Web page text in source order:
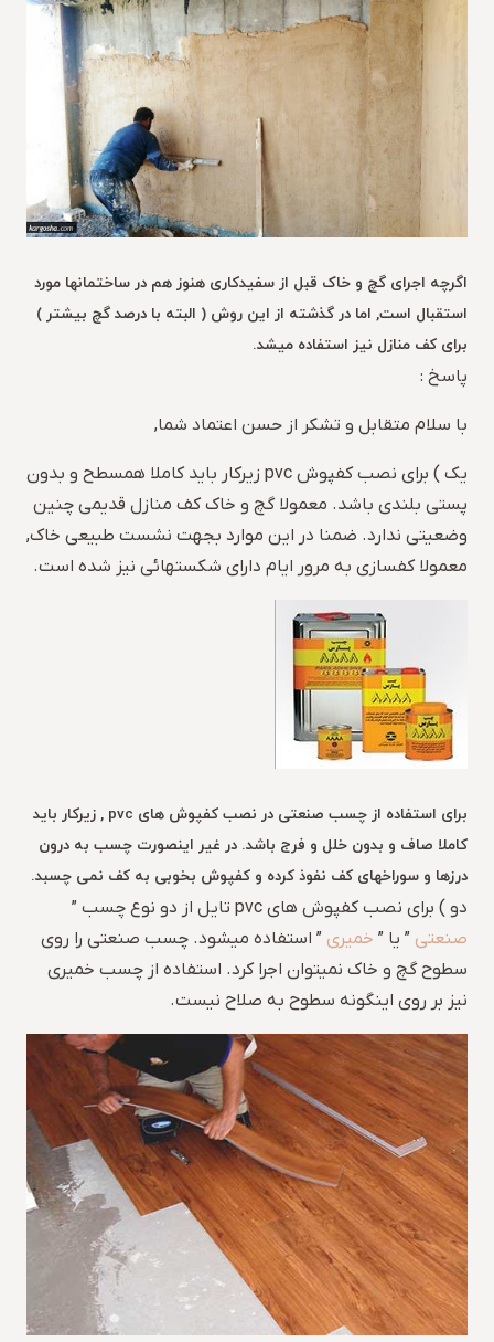
اگرچه اجرای گچ و خاک قبل از سفیدکاری هنوز هم در ساختمانها مورد
استقبال است, اما در گذشته از این روش ( البته با درصد گچ بیشتر )
برای کف منازل نیز استفاده میشد.
پاسخ :
با سلام متقابل و تشکر از حسن اعتماد شما,
یک ) برای نصب کفپوش pvc زیرکار باید کاملا همسطح و بدون
پستی بلندی باشد. معمولا گچ و خاک کف منازل قدیمی چنین
وضعیتی ندارد. ضمنا در این موارد بجهت نشست طبیعی خاک,
معمولا کفسازی به مرور ایام دارای شکستهائی نیز شده است.
برای استفاده از چسب صنعتی در نصب کفپوش های pvc , زیرکار باید
کاملا صاف و بدون خلل و فرج باشد. در غیر اینصورت چسب به درون
درزها و سوراخهای کف نفوذ کرده و کفپوش بخوبی به کف نمی چسبد.
دو ) برای نصب کفپوش های pvc تایل از دو نوع چسب ”
صنعتی ” یا ” خمیری ” استفاده میشود. چسب صنعتی را روی
سطوح گچ و خاک نمیتوان اجرا کرد. استفاده از چسب خمیری
نیز بر روی اینگونه سطوح به صلاح نیست.